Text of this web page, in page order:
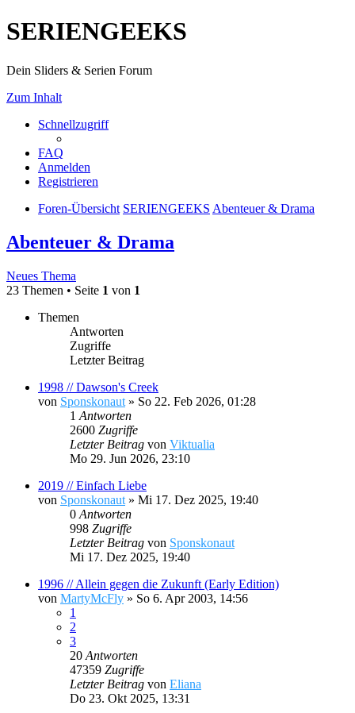
SERIENGEEKS
Dein Sliders & Serien Forum
Zum Inhalt
Schnellzugriff
FAQ
Anmelden
Registrieren
Foren-Übersicht SERIENGEEKS Abenteuer & Drama
Abenteuer & Drama
Neues Thema
23 Themen • Seite 1 von 1
Themen
Antworten
Zugriffe
Letzter Beitrag
1998 // Dawson's Creek
von Sponskonaut » So 22. Feb 2026, 01:28
1 Antworten
2600 Zugriffe
Letzter Beitrag von Viktualia
Mo 29. Jun 2026, 23:10
2019 // Einfach Liebe
von Sponskonaut » Mi 17. Dez 2025, 19:40
0 Antworten
998 Zugriffe
Letzter Beitrag von Sponskonaut
Mi 17. Dez 2025, 19:40
1996 // Allein gegen die Zukunft (Early Edition)
von MartyMcFly » So 6. Apr 2003, 14:56
1
2
3
20 Antworten
47359 Zugriffe
Letzter Beitrag von Eliana
Do 23. Okt 2025, 13:31